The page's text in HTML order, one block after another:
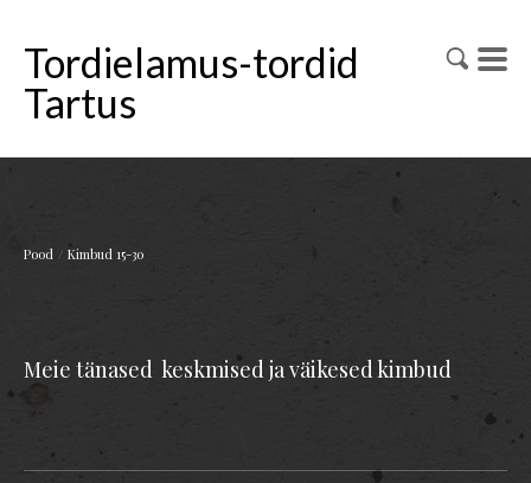
Tordielamus-tordid
Tartus
Pood / Kimbud 15-30
Meie tänased keskmised ja väikesed kimbud